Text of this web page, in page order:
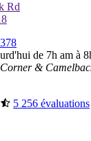
Rd
de 7h am à
&
5 256 évaluations